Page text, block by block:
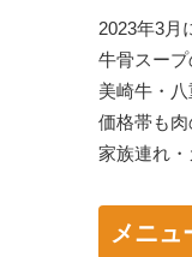
2023年3月
牛骨スー
美崎牛・
価格帯も
家族連れ
メニュ